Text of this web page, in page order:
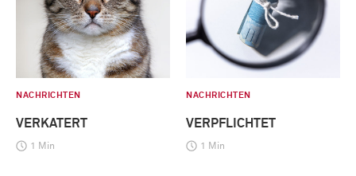
NACHRICHTEN
VERKATERT
1 Min
NACHRICHTEN
VERPFLICHTET
1 Min